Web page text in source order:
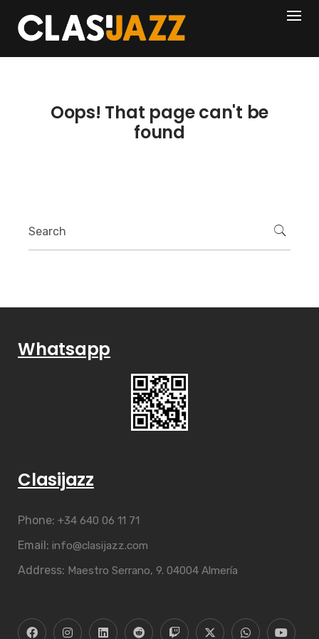
content
404
Oops! That page can't be
found
Whatsapp
Clasijazz
Phone: +34 640 06 11 71
Email: info@clasijazz.com
Address: Maestro Serrano, 9. 04004 Almería